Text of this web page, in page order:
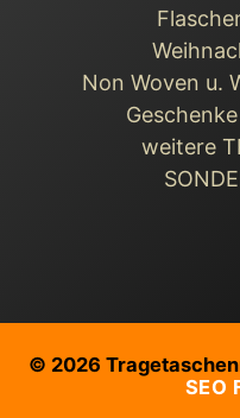
Non Woven u.
weitere
© 2026
SEO